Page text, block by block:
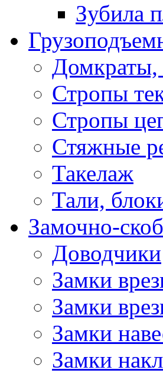
Зубила
Домкраты,
Стропы
Стропы
Стяжные
Такелаж
Тали,
Замочно-
Доводчики
Замки
Замки
Замки
Замки